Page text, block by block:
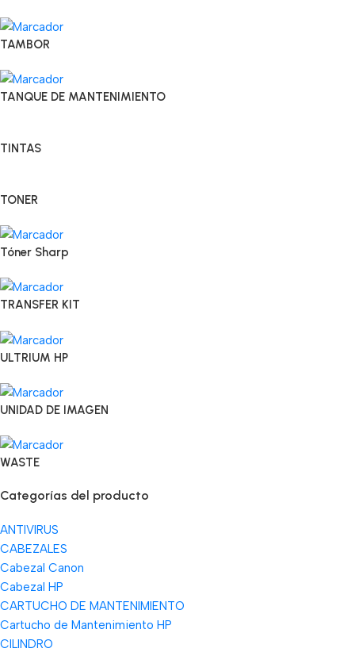
TAMBOR
TANQUE DE MANTENIMIENTO
TINTAS
TONER
Tóner Sharp
TRANSFER KIT
ULTRIUM HP
UNIDAD DE IMAGEN
WASTE
Categorías del producto
ANTIVIRUS
CABEZALES
Cabezal Canon
Cabezal HP
CARTUCHO DE MANTENIMIENTO
Cartucho de Mantenimiento HP
CILINDRO